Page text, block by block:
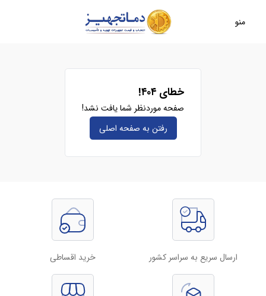
منو
خطای ۴۰۴!
صفحه موردنظر شما یافت نشد!
رفتن به صفحه‌ اصلی
ارسال سریع به سراسر کشور خرید اقساطی